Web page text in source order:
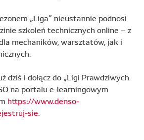
„Liga” nieustannie podnosi
szkoleń technicznych online – z
mechaników, warsztatów, jak i
dziś i dołącz do „Ligi Prawdziwych
na portalu e-learningowym
https://www.denso-
sie.